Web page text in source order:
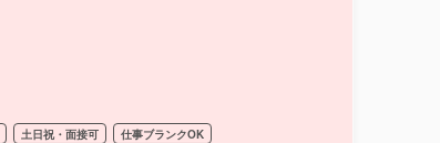
土日祝・面接可 仕事ブランクOK